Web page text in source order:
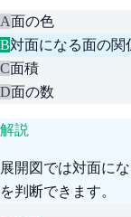
A面の色
B対面になる面の関
C面積
D面の数
解説
展開図では対面に
を判断できます。